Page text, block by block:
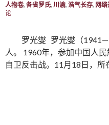
人物卷, 各省罗氏, 川渝, 浩气长存, 网
论
罗光燮 罗光燮（
人。 1960年，参加中国人
自卫反击战。11月18日，所